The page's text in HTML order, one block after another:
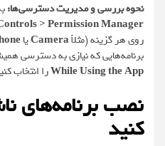
نحوه بررسی و مدیریت دسترسی‌ها:به
> Permission Manager
روی هر گزینه (مثلاًCameraیا
برنامه‌هایی که نیازی به دسترسی
While Using the Appرا انتخاب کنید.
نصب برنامه‌های
کنید